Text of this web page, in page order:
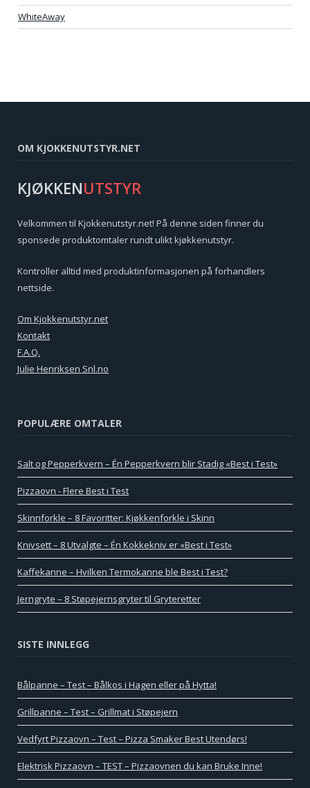
WhiteAway
OM KJOKKENUTSTYR.NET
KJØKKENUTSTYR
Velkommen til Kjokkenutstyr.net! På denne siden finner du
sponsede produktomtaler rundt ulikt kjøkkenutstyr.
Kontroller alltid med produktinformasjonen på forhandlers
nettside.
Om Kjokkenutstyr.net
Kontakt
F.A.Q.
Julie Henriksen Snl.no
POPULÆRE OMTALER
Salt og Pepperkvern – Én Pepperkvern blir Stadig «Best i Test»
Pizzaovn - Flere Best i Test
Skinnforkle – 8 Favoritter: Kjøkkenforkle i Skinn
Knivsett – 8 Utvalgte – Én Kokkekniv er «Best i Test»
Kaffekanne – Hvilken Termokanne ble Best i Test?
Jerngryte – 8 Støpejernsgryter til Gryteretter
SISTE INNLEGG
Bålpanne – Test – Bålkos i Hagen eller på Hytta!
Grillpanne – Test – Grillmat i Støpejern
Vedfyrt Pizzaovn – Test – Pizza Smaker Best Utendørs!
Elektrisk Pizzaovn – TEST – Pizzaovnen du kan Bruke Inne!